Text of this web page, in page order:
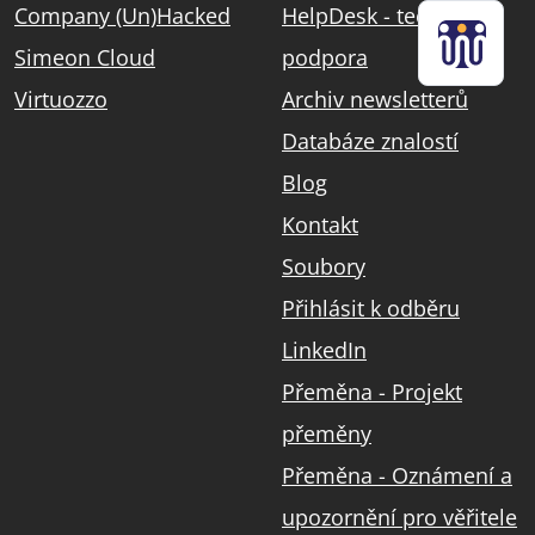
Company (Un)Hacked
Simeon Cloud
Virtuozzo
HelpDesk - technická
podpora
Archiv newsletterů
Databáze znalostí
Blog
Kontakt
Soubory
Přihlásit k odběru
LinkedIn
Přeměna - Projekt
přeměny
Přeměna - Oznámení a
upozornění pro věřitele